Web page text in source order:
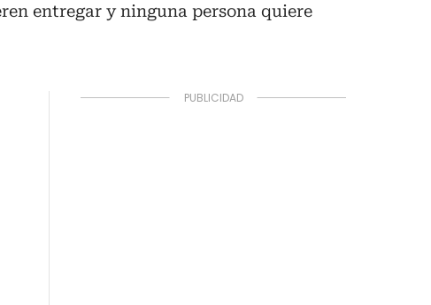
entregar y ninguna persona quiere